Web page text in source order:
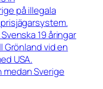
på illegala
19 åringar
vid en
USA.
medan Sverige